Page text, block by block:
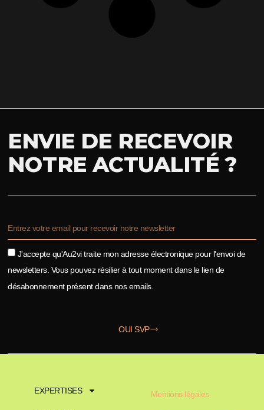
ENVIE DE RECEVOIR
NOTRE ACTUALITÉ ?
J'accepte qu'Au2vi traite mon adresse électronique pour l'envoi de
newsletters. Vous pouvez résilier à tout moment dans le lien de
désabonnement présent dans nos emails.
OUI SVP
EXPERTISES Mentions légales